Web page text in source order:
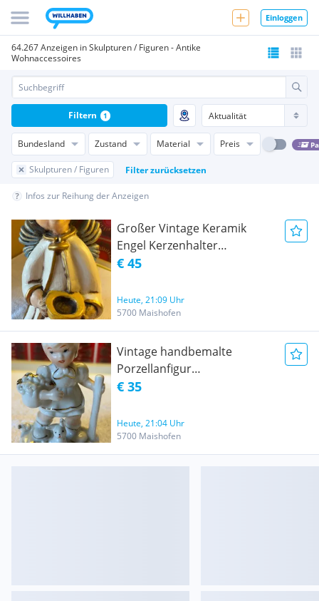
Einloggen
64.267 Anzeigen in Skulpturen / Figuren - Antike
Wohnaccessoires
Bundesland Zustand Material Preis
Skulpturen / Figuren Filter zurücksetzen
Filtern 1
Infos zur Reihung der Anzeigen
Großer Vintage Keramik
Engel Kerzenhalter
Weihwasserkessel Wandfigur
€ 45
Heute, 21:09 Uhr
5700 Maishofen
Vintage handbemalte
Porzellanfigur
Hirtenmädchen mit
€ 35
Heute, 21:04 Uhr
5700 Maishofen